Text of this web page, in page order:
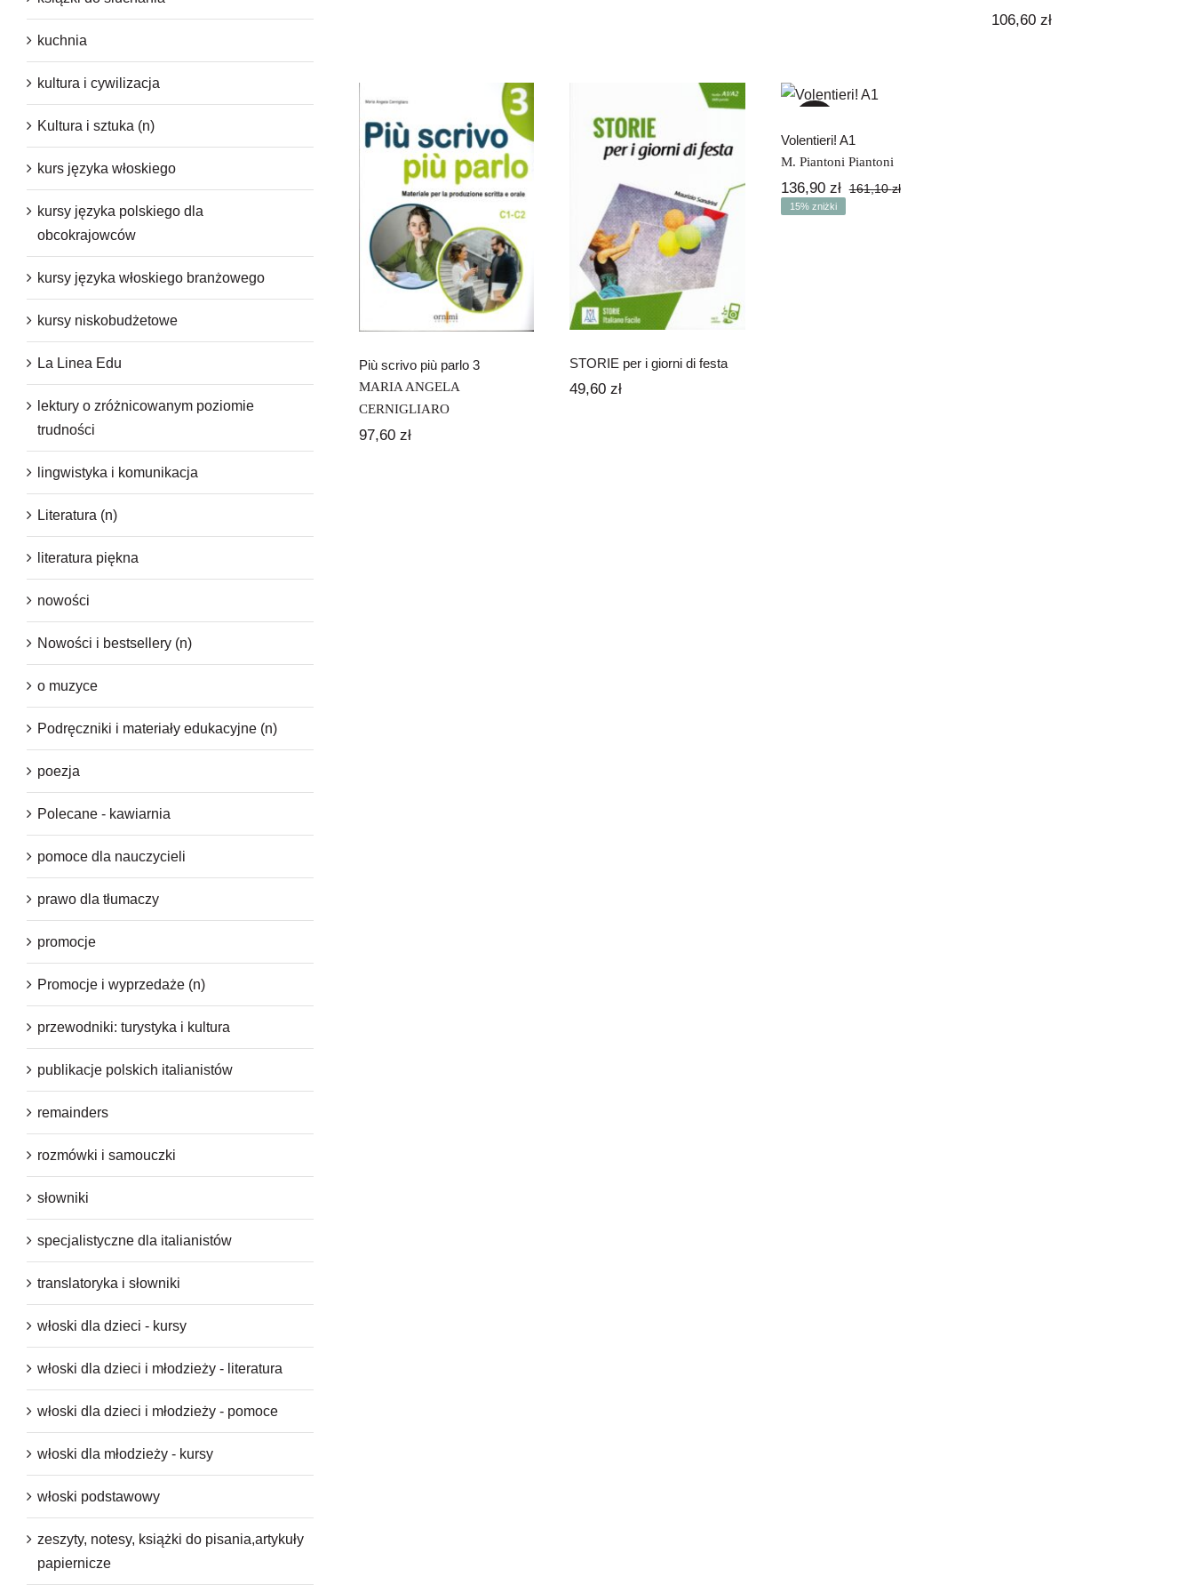
kuchnia
kultura i cywilizacja
Kultura i sztuka (n)
kurs języka włoskiego
kursy języka polskiego dla
obcokrajowców
kursy języka włoskiego branżowego
kursy niskobudżetowe
La Linea Edu
lektury o zróżnicowanym poziomie
trudności
lingwistyka i komunikacja
Literatura (n)
literatura piękna
nowości
Nowości i bestsellery (n)
o muzyce
Podręczniki i materiały edukacyjne (n)
poezja
Polecane - kawiarnia
pomoce dla nauczycieli
prawo dla tłumaczy
promocje
Promocje i wyprzedaże (n)
przewodniki: turystyka i kultura
publikacje polskich italianistów
remainders
rozmówki i samouczki
słowniki
specjalistyczne dla italianistów
translatoryka i słowniki
włoski dla dzieci - kursy
włoski dla dzieci i młodzieży - literatura
włoski dla dzieci i młodzieży - pomoce
włoski dla młodzieży - kursy
włoski podstawowy
zeszyty, notesy, książki do pisania,artykuły
papiernicze
106,60zł
Più scrivo più
parlo 3
Più scrivo più parlo 3
MARIA ANGELA
CERNIGLIARO
97,60 zł
STORIE per i
giorni di festa
STORIE per i giorni di festa
49,60zł
Volentieri! A1
Volentieri! A1
M. Piantoni Piantoni
161,10złPierwotna
136,90 zł
Aktualna
15% zniżki